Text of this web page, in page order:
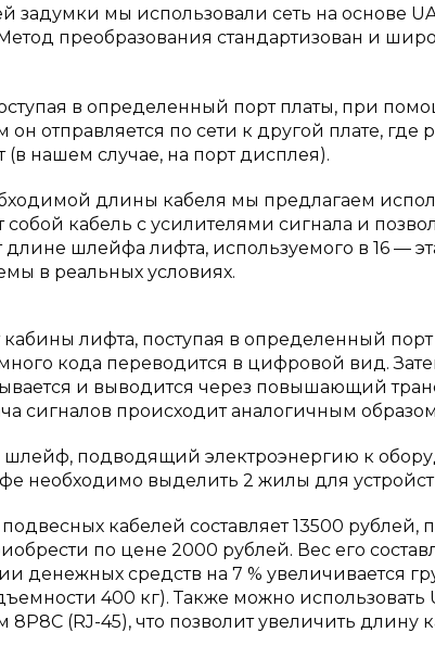
задумки мы использовали сеть на основе
преобразования стандартизован и
в определенный порт платы, при
отправляется по сети к другой плате,
(в нашем случае, на порт дисплея).
длины кабеля мы предлагаем
собой кабель с усилителями сигнала и
длине шлейфа лифта, используемого в 16 —
в реальных условиях.
кабины лифта, поступая в определенный
кода переводится в цифровой вид.
и выводится через повышающий
сигналов происходит аналогичным
шлейф, подводящий электроэнергию к
необходимо выделить 2 жилы для
кабелей составляет 13500 рублей,
по цене 2000 рублей. Вес его
денежных средств на 7 % увеличивается
400 кг). Также можно использовать
(RJ-45), что позволит увеличить длину